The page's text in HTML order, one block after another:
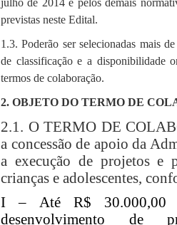
previstas neste Edital.
1.3. Poderão ser selecionadas mais
de classificação e a disponibilidade
termos de colaboração.
2. OBJETO DO TERMO DE
2.1. O TERMO DE
a concessão de apoio da
a execução de projetos e
crianças e adolescentes,
I – Até R$ 30.000,00
desenvolvimento de